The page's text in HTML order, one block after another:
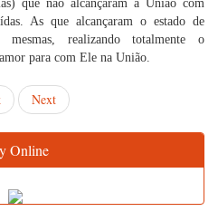
que não alcançaram a União com
As que alcançaram o estado de
mesmas, realizando totalmente o
para com Ele na União.
Next
Online